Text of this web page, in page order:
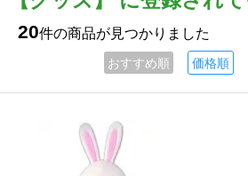
20件の商品が見つかりました
おすすめ順 価格順